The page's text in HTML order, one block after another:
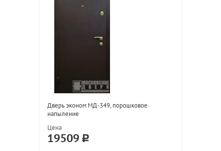
Дверь эконом МД-349, порошковое
напыление
Цена
19509